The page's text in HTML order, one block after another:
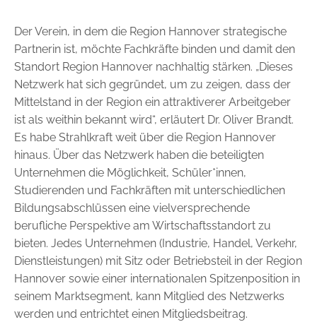
Der Verein, in dem die Region Hannover strategische
Partnerin ist, möchte Fachkräfte binden und damit den
Standort Region Hannover nachhaltig stärken. „Dieses
Netzwerk hat sich gegründet, um zu zeigen, dass der
Mittelstand in der Region ein attraktiverer Arbeitgeber
ist als weithin bekannt wird“, erläutert Dr. Oliver Brandt.
Es habe Strahlkraft weit über die Region Hannover
hinaus. Über das Netzwerk haben die beteiligten
Unternehmen die Möglichkeit, Schüler*innen,
Studierenden und Fachkräften mit unterschiedlichen
Bildungsabschlüssen eine vielversprechende
berufliche Perspektive am Wirtschaftsstandort zu
bieten. Jedes Unternehmen (Industrie, Handel, Verkehr,
Dienstleis­tungen) mit Sitz oder Betriebsteil in der Region
Hannover sowie einer internationalen Spitzenposition in
seinem Marktsegment, kann Mitglied des Netzwerks
werden und entrichtet einen Mitgliedsbeitrag.